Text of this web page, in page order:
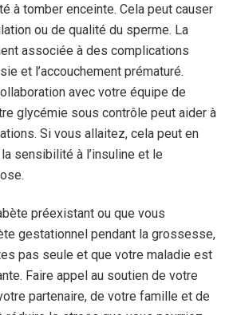
à tomber enceinte. Cela peut causer
ou de qualité du sperme. La
associée à des complications
et l’accouchement prématuré.
avec votre équipe de
glycémie sous contrôle peut aider à
Si vous allaitez, cela peut en
sensibilité à l’insuline et le
préexistant ou que vous
gestationnel pendant la grossesse,
pas seule et que votre maladie est
Faire appel au soutien de votre
partenaire, de votre famille et de